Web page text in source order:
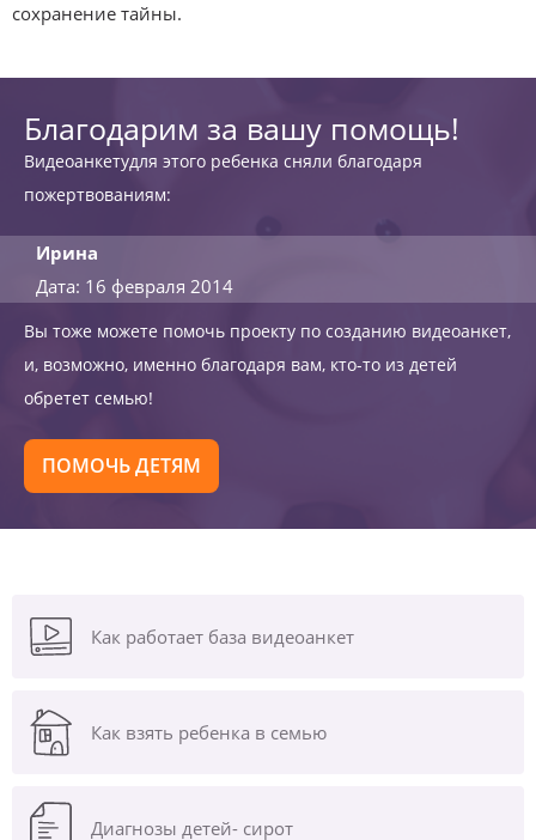
сохранение тайны.
Благодарим за вашу помощь!
Видеоанкетудля этого ребенка сняли благодаря
пожертвованиям:
Ирина
Дата: 16 февраля 2014
Вы тоже можете помочь проекту по созданию видеоанкет,
и, возможно, именно благодаря вам, кто-то из детей
обретет семью!
ПОМОЧЬ ДЕТЯМ
Как работает база видеоанкет
Как взять ребенка в семью
Диагнозы детей- сирот